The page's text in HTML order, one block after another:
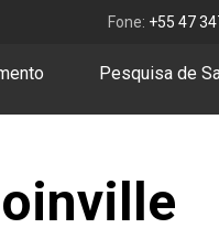
Fone: +55 47
Pesquisa de